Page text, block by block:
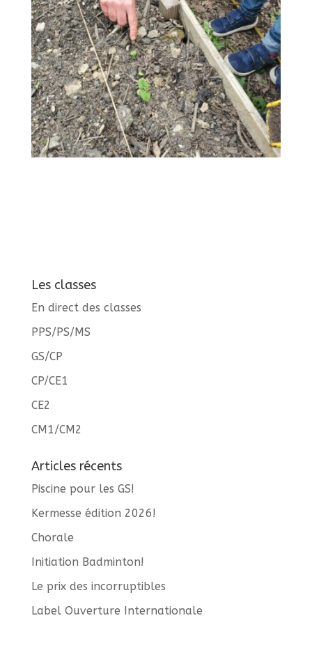
Les classes
En direct des classes
PPS/PS/MS
GS/CP
CP/CE1
CE2
CM1/CM2
Articles récents
Piscine pour les GS!
Kermesse édition 2026!
Chorale
Initiation Badminton!
Le prix des incorruptibles
Label Ouverture Internationale